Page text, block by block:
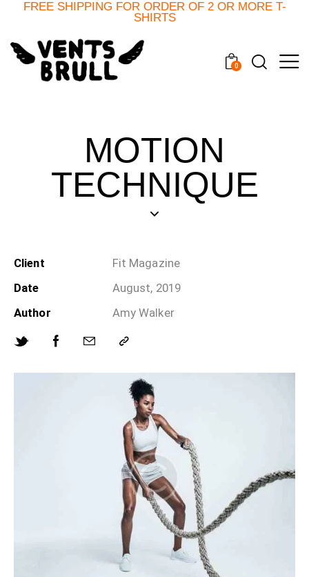
FREE SHIPPING FOR ORDER OF 2 OR MORE T-
SHIRTS
0
MOTION
TECHNIQUE
Client
Fit Magazine
Date
August, 2019
Author
Amy Walker